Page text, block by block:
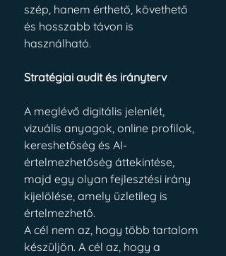
szép, hanem érthető, követhető
és hosszabb távon is
használható.
Stratégiai audit és irányterv
A meglévő digitális jelenlét,
vizuális anyagok, online profilok,
kereshetőség és AI-
értelmezhetőség áttekintése,
majd egy olyan fejlesztési irány
kijelölése, amely üzletileg is
értelmezhető.
A cél nem az, hogy több tartalom
készüljön. A cél az, hogy a